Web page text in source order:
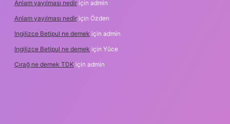
Anlam yayılması nedir için admin
Anlam yayılması nedir için Özden
Ingilizce Betipul ne demek için admin
Ingilizce Betipul ne demek için Yüce
Çırağ ne demek TDK için admin